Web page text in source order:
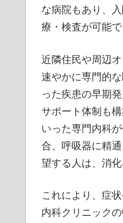
な病院もあり、
療・検査が可能
近隣住民や周辺
速やかに専門的
った疾患の早期
サポート体制も
いった専門内科
合、呼吸器に精
望する人は、消
これにより、症
内科クリニック